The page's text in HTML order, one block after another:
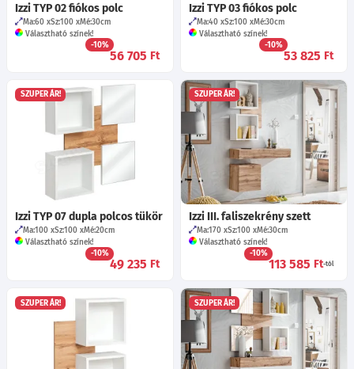
Izzi TYP 02 fiókos polc
Ma:60 Sz:100 Mé:30cm
Választható színek!
-10%
56 705 Ft
Izzi TYP 03 fiókos polc
Ma:40 Sz:100 Mé:30cm
Választható színek!
-10%
53 825 Ft
SZUPER ÁR!
Izzi TYP 07 dupla polcos tükör
Ma:100 Sz:100 Mé:20cm
Választható színek!
-10%
49 235 Ft
SZUPER ÁR!
Izzi III. faliszekrény szett
Ma:170 Sz:100 Mé:30cm
Választható színek!
-10%
113 585 Ft-tól
SZUPER ÁR! SZUPER ÁR!